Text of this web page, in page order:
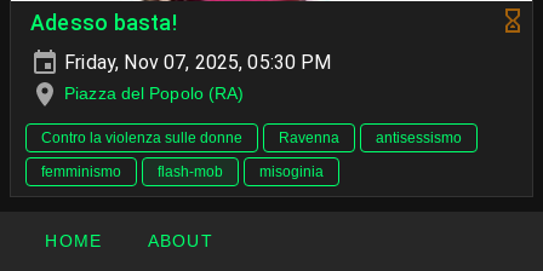
Adesso basta!
Friday, Nov 07, 2025, 05:30 PM
Piazza del Popolo (RA)
Contro la violenza sulle donne Ravenna
antisessismo
femminismo
flash-mob misoginia
HOME ABOUT